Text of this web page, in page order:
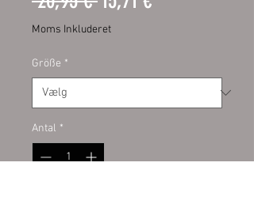
pris
Moms Inkluderet
Größe *
Antal *